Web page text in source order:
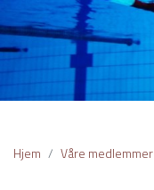
Hjem Våre medlemmer